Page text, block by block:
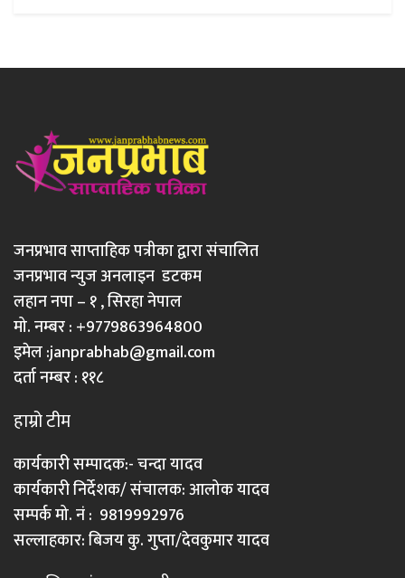
जनप्रभाव साप्ताहिक पत्रीका द्वारा संचालित
जनप्रभाव न्युज अनलाइन डटकम
लहान नपा – १ , सिरहा नेपाल
मो. नम्बर : +9779863964800
इमेल :janprabhab@gmail.com
दर्ता नम्बर : ११८
हाम्रो टीम
कार्यकारी सम्पादक:- चन्दा यादव
कार्यकारी निर्देशक/ संचालक: आलोक यादव
सम्पर्क मो. नं : 9819992976
सल्लाहकार: बिजय कु. गुप्ता/देवकुमार यादव